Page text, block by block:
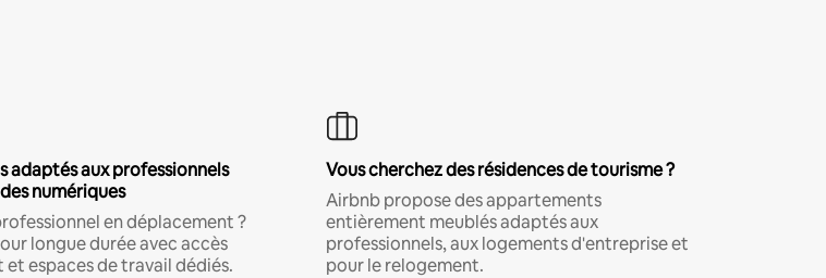
adaptés aux professionnels
numériques
en déplacement ?
longue durée avec accès
espaces de travail dédiés.
Vous cherchez des résidences de tourisme ?
Airbnb propose des appartements
entièrement meublés adaptés aux
professionnels, aux logements d'entreprise et
pour le relogement.